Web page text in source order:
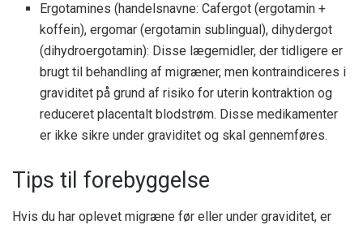
Ergotamines (handelsnavne: Cafergot (ergotamin +
koffein), ergomar (ergotamin sublingual), dihydergot
(dihydroergotamin): Disse lægemidler, der tidligere er
brugt til behandling af migræner, men kontraindiceres i
graviditet på grund af risiko for uterin kontraktion og
reduceret placentalt blodstrøm. Disse medikamenter
er ikke sikre under graviditet og skal gennemføres.
Tips til forebyggelse
Hvis du har oplevet migræne før eller under graviditet, er